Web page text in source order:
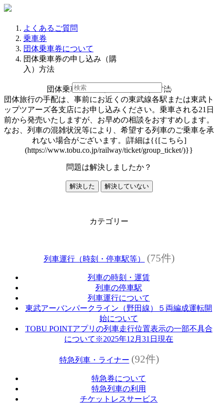
よくあるご質問
乗車券
団体乗車券について
団体乗車券の申し込み（購
入）方法
団体乗車券の申し込み（購入）方法
団体旅行の手配は、事前にお近くの東武線各駅または東武ト
ップツアーズ各支店にお申し込みください。乗車される21日
前から発売いたしますが、お早めの相談をおすすめします。
なお、列車の混雑状況等により、希望する列車のご乗車を承
れない場合がございます。|詳細は{{[こちら]
(https://www.tobu.co.jp/railway/ticket/group_ticket/)}}
問題は解決しましたか？
解決した 解決していない
カテゴリー
列車運行（時刻・停車駅等） (75件)
列車の時刻・運賃
列車の停車駅
列車運行について
東武アーバンパークライン（野田線）５両編成運転開
始について
TOBU POINTアプリの列車走行位置表示の一部不具合
について※2025年12月31日現在
特急列車・ライナー (92件)
特急券について
特急列車の利用
チケットレスサービス